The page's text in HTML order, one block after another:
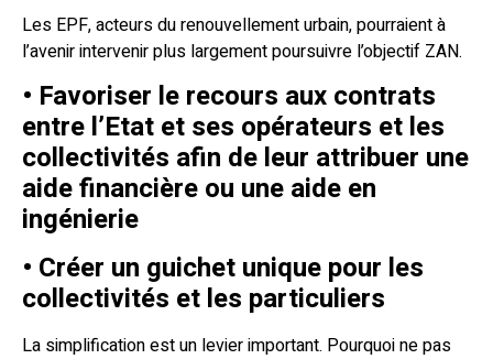
Les EPF, acteurs du renouvellement urbain, pourraient à
l’avenir intervenir plus largement poursuivre l’objectif ZAN.
• Favoriser le recours aux contrats
entre l’Etat et ses opérateurs et les
collectivités afin de leur attribuer une
aide financière ou une aide en
ingénierie
• Créer un guichet unique pour les
collectivités et les particuliers
La simplification est un levier important. Pourquoi ne pas